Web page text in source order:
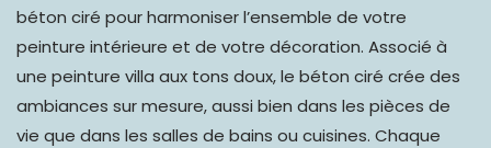
béton ciré pour harmoniser l’ensemble de votre
peinture intérieure et de votre décoration. Associé à
une peinture villa aux tons doux, le béton ciré crée des
ambiances sur mesure, aussi bien dans les pièces de
vie que dans les salles de bains ou cuisines. Chaque